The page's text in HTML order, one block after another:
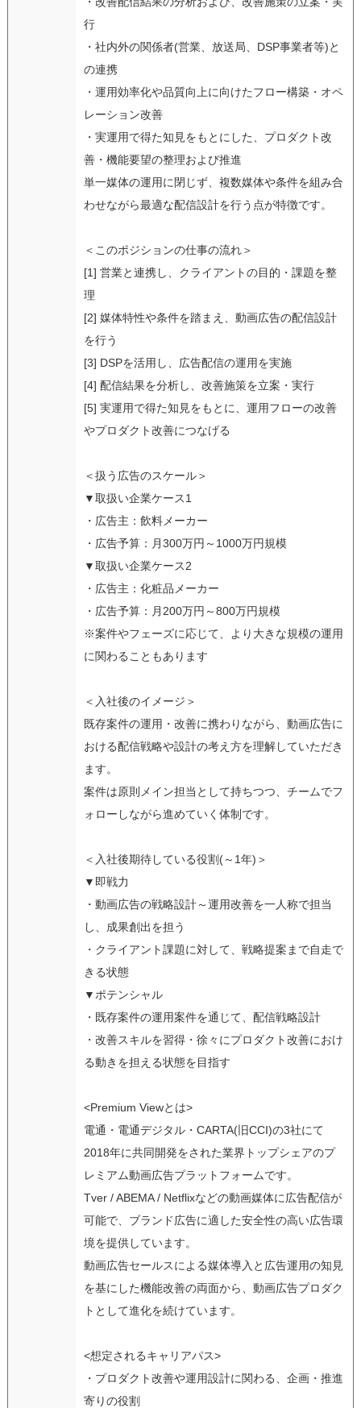
行
・社内外の関係者(営業、放送局、DSP事業者等)と
の連携
・運用効率化や品質向上に向けたフロー構築・オペ
レーション改善
・実運用で得た知見をもとにした、プロダクト改
善・機能要望の整理および推進
単一媒体の運用に閉じず、複数媒体や条件を組み合
わせながら最適な配信設計を行う点が特徴です。
＜このポジションの仕事の流れ＞
[1] 営業と連携し、クライアントの目的・課題を整
理
[2] 媒体特性や条件を踏まえ、動画広告の配信設計
を行う
[3] DSPを活用し、広告配信の運用を実施
[4] 配信結果を分析し、改善施策を立案・実行
[5] 実運用で得た知見をもとに、運用フローの改善
やプロダクト改善につなげる
＜扱う広告のスケール＞
▼取扱い企業ケース1
・広告主：飲料メーカー
・広告予算：月300万円～1000万円規模
▼取扱い企業ケース2
・広告主：化粧品メーカー
・広告予算：月200万円～800万円規模
※案件やフェーズに応じて、より大きな規模の運用
に関わることもあります
＜入社後のイメージ＞
既存案件の運用・改善に携わりながら、動画広告に
おける配信戦略や設計の考え方を理解していただき
ます。
案件は原則メイン担当として持ちつつ、チームでフ
ォローしながら進めていく体制です。
＜入社後期待している役割(～1年)＞
▼即戦力
・動画広告の戦略設計～運用改善を一人称で担当
し、成果創出を担う
・クライアント課題に対して、戦略提案まで自走で
きる状態
▼ポテンシャル
・既存案件の運用案件を通じて、配信戦略設計
・改善スキルを習得・徐々にプロダクト改善におけ
る動きを担える状態を目指す
<Premium Viewとは>
電通・電通デジタル・CARTA(旧CCI)の3社にて
2018年に共同開発をされた業界トップシェアのプ
レミアム動画広告プラットフォームです。
Tver / ABEMA / Netflixなどの動画媒体に広告配信が
可能で、ブランド広告に適した安全性の高い広告環
境を提供しています。
動画広告セールスによる媒体導入と広告運用の知見
を基にした機能改善の両面から、動画広告プロダク
トとして進化を続けています。
<想定されるキャリアパス>
・プロダクト改善や運用設計に関わる、企画・推進
寄りの役割